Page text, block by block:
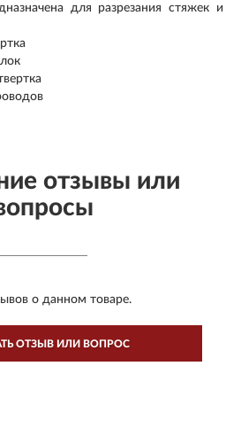
для разрезания стяжек и
отзывы или
о данном товаре.
ОТЗЫВ ИЛИ ВОПРОС